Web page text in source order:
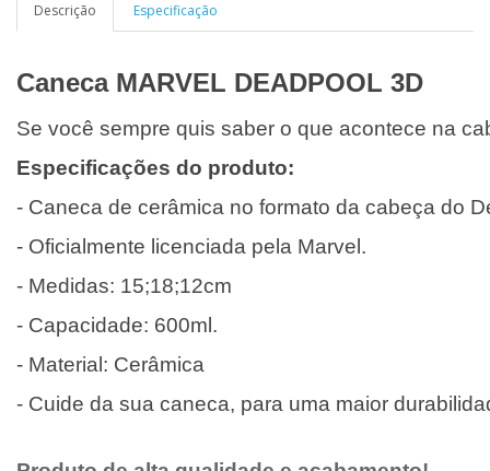
Descrição Especificação
Caneca MARVEL DEADPOOL 3D
Se você sempre quis saber o que acontece na
Especificações do produto:
- Caneca de cerâmica no formato da cabeça do
- Oficialmente licenciada pela Marvel.
- Medidas: 15;18;12cm
- Capacidade: 600ml.
- Material: Cerâmica
- Cuide da sua caneca, para uma maior